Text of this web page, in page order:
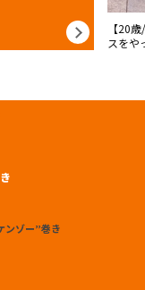
【20
スをや
ンゾー”巻き